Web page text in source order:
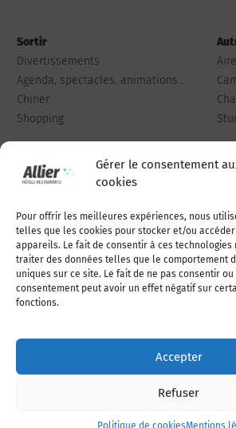
Gérer le consentement
cookies
Pour offrir les meilleures expériences, nous
telles que les cookies pour stocker et/ou
appareils. Le fait de consentir à ces technologies
traiter des données telles que le comportement
uniques sur ce site. Le fait de ne pas consentir
consentement peut avoir un effet négatif sur
fonctions.
Accepter
Refuser
Politique de cookiesMentions
Sortir
Divertissements
Agenda, spectacles, animations...
Chiner
Shopping
Qui sommes-nous
Adhérer à l’association
Politique de cookies